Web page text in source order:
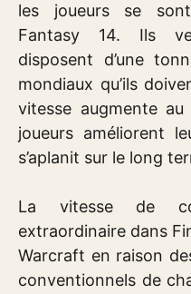
les joueurs se
Fantasy 14. Ils
disposent d’une
mondiaux qu’ils
vitesse augmente
joueurs améliorent
s’aplanit sur le long
La vitesse de
extraordinaire dans
Warcraft en raison
conventionnels de